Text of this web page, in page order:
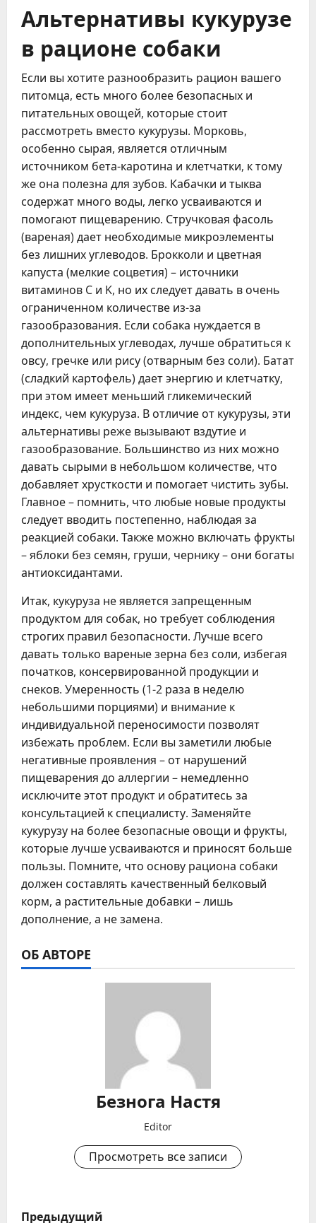
Альтернативы кукурузе
в рационе собаки
Если вы хотите разнообразить рацион вашего
питомца, есть много более безопасных и
питательных овощей, которые стоит
рассмотреть вместо кукурузы. Морковь,
особенно сырая, является отличным
источником бета-каротина и клетчатки, к тому
же она полезна для зубов. Кабачки и тыква
содержат много воды, легко усваиваются и
помогают пищеварению. Стручковая фасоль
(вареная) дает необходимые микроэлементы
без лишних углеводов. Брокколи и цветная
капуста (мелкие соцветия) – источники
витаминов C и K, но их следует давать в очень
ограниченном количестве из-за
газообразования. Если собака нуждается в
дополнительных углеводах, лучше обратиться к
овсу, гречке или рису (отварным без соли). Батат
(сладкий картофель) дает энергию и клетчатку,
при этом имеет меньший гликемический
индекс, чем кукуруза. В отличие от кукурузы, эти
альтернативы реже вызывают вздутие и
газообразование. Большинство из них можно
давать сырыми в небольшом количестве, что
добавляет хрусткости и помогает чистить зубы.
Главное – помнить, что любые новые продукты
следует вводить постепенно, наблюдая за
реакцией собаки. Также можно включать фрукты
– яблоки без семян, груши, чернику – они богаты
антиоксидантами.
Итак, кукуруза не является запрещенным
продуктом для собак, но требует соблюдения
строгих правил безопасности. Лучше всего
давать только вареные зерна без соли, избегая
початков, консервированной продукции и
снеков. Умеренность (1-2 раза в неделю
небольшими порциями) и внимание к
индивидуальной переносимости позволят
избежать проблем. Если вы заметили любые
негативные проявления – от нарушений
пищеварения до аллергии – немедленно
исключите этот продукт и обратитесь за
консультацией к специалисту. Заменяйте
кукурузу на более безопасные овощи и фрукты,
которые лучше усваиваются и приносят больше
пользы. Помните, что основу рациона собаки
должен составлять качественный белковый
корм, а растительные добавки – лишь
дополнение, а не замена.
ОБ АВТОРЕ
Безнога Настя
Editor
Просмотреть все записи
Н
Предыдущий